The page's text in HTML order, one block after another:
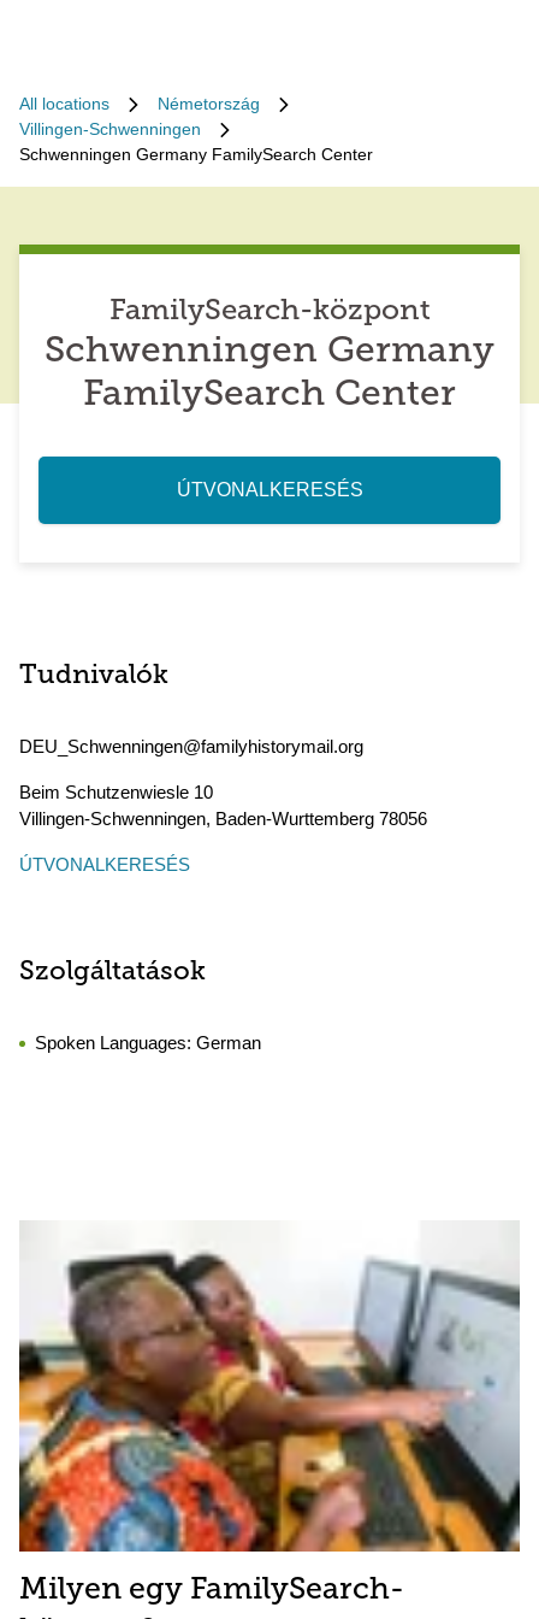
All locations
Németország
Villingen-Schwenningen
Schwenningen Germany FamilySearch Center
FamilySearch-központ
Schwenningen Germany
FamilySearch Center
ÚTVONALKERESÉS
Tudnivalók
DEU_Schwenningen@familyhistorymail.org
Beim Schutzenwiesle 10
Villingen-Schwenningen, Baden-Wurttemberg 78056
ÚTVONALKERESÉS
Szolgáltatások
Spoken Languages: German
Milyen egy FamilySearch-